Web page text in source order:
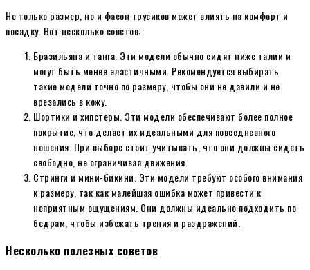
Не только размер, но и фасон трусиков может влиять на комфорт и
посадку. Вот несколько советов:
Бразильяна и танга. Эти модели обычно сидят ниже талии и
могут быть менее эластичными. Рекомендуется выбирать
такие модели точно по размеру, чтобы они не давили и не
врезались в кожу.
Шортики и хипстеры. Эти модели обеспечивают более полное
покрытие, что делает их идеальными для повседневного
ношения. При выборе стоит учитывать, что они должны сидеть
свободно, не ограничивая движения.
Стринги и мини-бикини. Эти модели требуют особого внимания
к размеру, так как малейшая ошибка может привести к
неприятным ощущениям. Они должны идеально подходить по
бедрам, чтобы избежать трения и раздражений.
Несколько полезных советов